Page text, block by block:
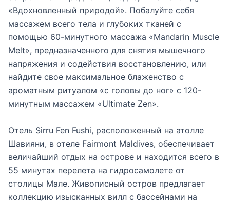
«Вдохновленный природой». Побалуйте себя
массажем всего тела и глубоких тканей с
помощью 60-минутного массажа «Mandarin Muscle
Melt», предназначенного для снятия мышечного
напряжения и содействия восстановлению, или
найдите свое максимальное блаженство с
ароматным ритуалом «с головы до ног» с 120-
минутным массажем «Ultimate Zen».
Отель Sirru Fen Fushi, расположенный на атолле
Шавияни, в отеле Fairmont Maldives, обеспечивает
величайший отдых на острове и находится всего в
55 минутах перелета на гидросамолете от
столицы Мале. Живописный остров предлагает
коллекцию изысканных вилл с бассейнами на